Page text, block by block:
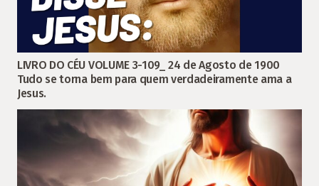
LIVRO DO CÉU VOLUME 3-109_ 24 de Agosto de 1900
Tudo se torna bem para quem verdadeiramente ama a
Jesus.